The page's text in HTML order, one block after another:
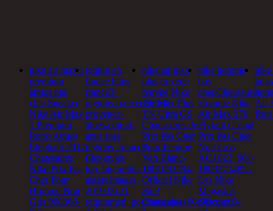
nike air max 1
premium
atmos pas
cher,Sneaker
Nike Air Max
1 Premium
Retro Atmos
Elephant 2017
Chaussures
Nike Prix Pas
Cher Pour
Homme Noir
Gris 908366-
requin en
france,https
france3-
regions.francetvinfo.fr
provence-
alpes-cote-d-
azur sites
regions_france3
files styles
top_big public
assets images
2019 06 21
requinmed_posterrequins_60x40cm_03-
nike air max
plus tn verte
femme,Nike
Air Max Plus
TN Ultra GS
Chaussures de
Prix Pas Cher
Pour Femme
Vert Blanc-
1801092294-
Officiel Nike
Site!
Chaussures
nike homme
pas
cher,Chaussures
Homme Nike
Air Max 270
Flyknit Casual
Prix Pas Cher
Noir Gris
AO1023_001-
1803271485 -
Les Nike
Magasins
Discount
nike
Air